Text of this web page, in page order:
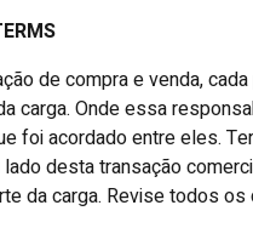
de compra e venda,
carga. Onde essa
foi acordado entre eles.
desta transação
da carga. Revise todos